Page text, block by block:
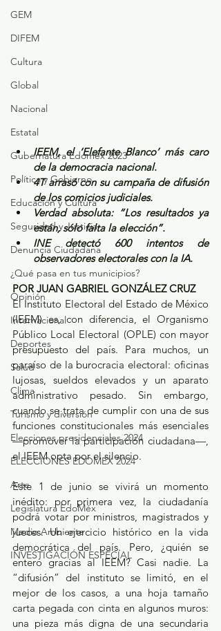
GEM
DIFEM
Cultura
Global
Nacional
Estatal
Gubernatura Edoméx 2023
Política y Gobierno
Educación y Cultura
Seguridad y Justicia
Denuncia Ciudadana
¿Qué pasa en tus municipios?
Opinión
Internacional
Deportes
Salud
Clima
Turismo y diversión
Elecciones presidenciales 2024
ELECCIONES EDOMEX 2024
Arte
Legislatura EdoMéx
Medio Ambiente
INVESTIGACIÓN ESPECIAL
IEEM, el ‘Elefante Blanco’ más caro
de la democracia nacional.
4T arrasó con su campaña de difusión
de los comicios judiciales.
Verdad absoluta: “Los resultados ya
están, sólo falta la elección”.
INE detectó 600 intentos de
observadores electorales con la IA.
POR JUAN GABRIEL GONZÁLEZ CRUZ
El Instituto Electoral del Estado de México
(IEEM) es, con diferencia, el Organismo
Público Local Electoral (OPLE) con mayor
presupuesto del país. Para muchos, un
paraíso de la burocracia electoral: oficinas
lujosas, sueldos elevados y un aparato
administrativo pesado. Sin embargo,
cuando se trata de cumplir con una de sus
funciones constitucionales más esenciales
—promover la participación ciudadana—,
el IEEM opta por el silencio.
Este 1 de junio se vivirá un momento
inédito: por primera vez, la ciudadanía
podrá votar por ministros, magistrados y
jueces. Un ejercicio histórico en la vida
democrática del país. Pero, ¿quién se
enteró gracias al IEEM? Casi nadie. La
“difusión” del instituto se limitó, en el
mejor de los casos, a una hoja tamaño
carta pegada con cinta en algunos muros:
una pieza más digna de una secundaria